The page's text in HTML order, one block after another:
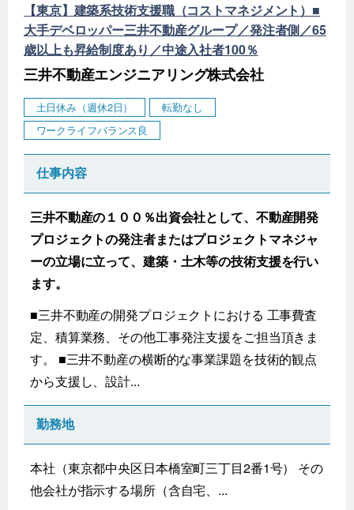
【東京】建築系技術支援職（コストマネジメント）■
大手デベロッパー三井不動産グループ／発注者側／65
歳以上も昇給制度あり／中途入社者100％
三井不動産エンジニアリング株式会社
土日休み（週休2日）
転勤なし
ワークライフバランス良
仕事内容
三井不動産の１００％出資会社として、不動産開発
プロジェクトの発注者またはプロジェクトマネジャ
ーの立場に立って、建築・土木等の技術支援を行い
ます。
■三井不動産の開発プロジェクトにおける 工事費査
定、積算業務、その他工事発注支援をご担当頂きま
す。 ■三井不動産の横断的な事業課題を技術的観点
から支援し、設計...
勤務地
本社（東京都中央区日本橋室町三丁目2番1号） その
他会社が指示する場所（含自宅、...